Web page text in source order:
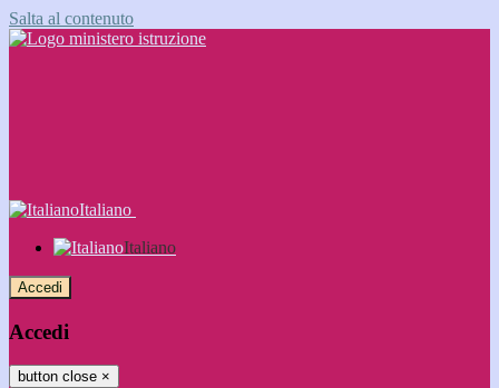
Salta al contenuto
Italiano
Italiano
Accedi
Accedi
button close ×